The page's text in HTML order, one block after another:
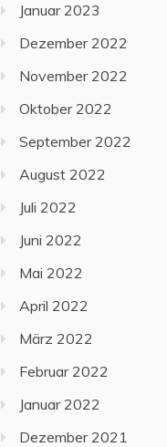
Januar 2023
Dezember 2022
November 2022
Oktober 2022
September 2022
August 2022
Juli 2022
Juni 2022
Mai 2022
April 2022
März 2022
Februar 2022
Januar 2022
Dezember 2021